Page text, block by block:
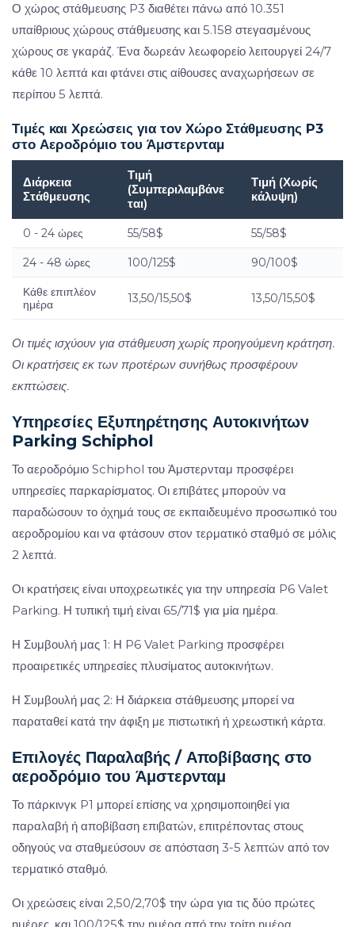
Ο χώρος στάθμευσης P3 διαθέτει πάνω από 10.351
υπαίθριους χώρους στάθμευσης και 5.158 στεγασμένους
χώρους σε γκαράζ. Ένα δωρεάν λεωφορείο λειτουργεί 24/7
κάθε 10 λεπτά και φτάνει στις αίθουσες αναχωρήσεων σε
περίπου 5 λεπτά.
Τιμές και Χρεώσεις για τον Χώρο Στάθμευσης P3
στο Αεροδρόμιο του Άμστερνταμ
Διάρκεια
Στάθμευσης
Τιμή
(Συμπεριλαμβάνε
ται)
Τιμή (Χωρίς
κάλυψη)
0 - 24 ώρες 55/58$ 55/58$
24 - 48 ώρες 100/125$ 90/100$
Κάθε επιπλέον
ημέρα
13,50/15,50$ 13,50/15,50$
Οι τιμές ισχύουν για στάθμευση χωρίς προηγούμενη κράτηση.
Οι κρατήσεις εκ των προτέρων συνήθως προσφέρουν
εκπτώσεις.
Υπηρεσίες Εξυπηρέτησης Αυτοκινήτων
Parking Schiphol
Το αεροδρόμιο Schiphol του Άμστερνταμ προσφέρει
υπηρεσίες παρκαρίσματος. Οι επιβάτες μπορούν να
παραδώσουν το όχημά τους σε εκπαιδευμένο προσωπικό του
αεροδρομίου και να φτάσουν στον τερματικό σταθμό σε μόλις
2 λεπτά.
Οι κρατήσεις είναι υποχρεωτικές για την υπηρεσία P6 Valet
Parking. Η τυπική τιμή είναι 65/71$ για μία ημέρα.
Η Συμβουλή μας 1: Η P6 Valet Parking προσφέρει
προαιρετικές υπηρεσίες πλυσίματος αυτοκινήτων.
Η Συμβουλή μας 2: Η διάρκεια στάθμευσης μπορεί να
παραταθεί κατά την άφιξη με πιστωτική ή χρεωστική κάρτα.
Επιλογές Παραλαβής / Αποβίβασης στο
αεροδρόμιο του Άμστερνταμ
Το πάρκινγκ P1 μπορεί επίσης να χρησιμοποιηθεί για
παραλαβή ή αποβίβαση επιβατών, επιτρέποντας στους
οδηγούς να σταθμεύσουν σε απόσταση 3-5 λεπτών από τον
τερματικό σταθμό.
Οι χρεώσεις είναι 2,50/2,70$ την ώρα για τις δύο πρώτες